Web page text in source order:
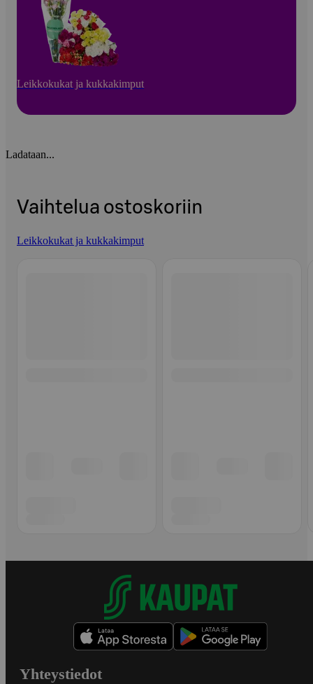
Leikkokukat ja kukkakimput
Ladataan...
Vaihtelua ostoskoriin
Leikkokukat ja kukkakimput
Yhteystiedot